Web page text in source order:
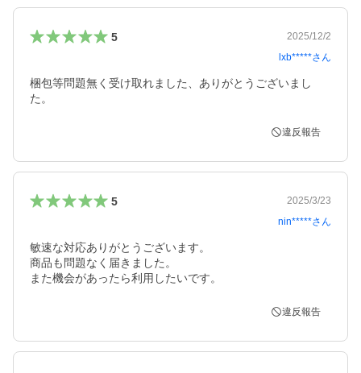
5
2025/12/2
lxb*****さん
梱包等問題無く受け取れました、ありがとうございまし
た。
違反報告
5
2025/3/23
nin*****さん
敏速な対応ありがとうございます。
商品も問題なく届きました。
また機会があったら利用したいです。
違反報告